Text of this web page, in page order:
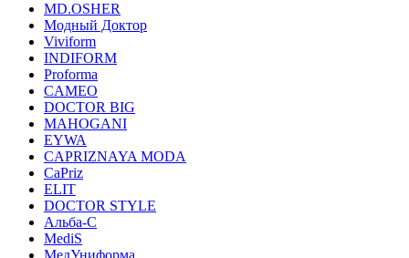
MD.OSHER
Модный Доктор
Viviform
INDIFORM
Proforma
CAMEO
DOCTOR BIG
MAHOGANI
EYWA
CAPRIZNAYA MODA
CaPriz
ELIT
DOCTOR STYLE
Альба-С
MediS
МедУниформа